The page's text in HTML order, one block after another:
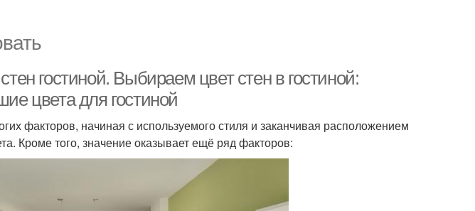
гостиной. Выбираем цвет стен в гостиной:
цвета для гостиной
факторов, начиная с используемого стиля и заканчивая расположением
Кроме того, значение оказывает ещё ряд факторов: